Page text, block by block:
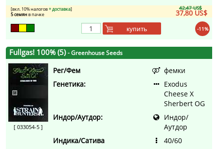
42,47 US$
37,80 US$
[вкл. 10% налогов+ доставка]
5 семянв пачке
-11%
купить
Fullgas! 100% (5)- Greenhouse Seeds
[ 033054-5 ]
Рег/Фем
фемки
Генетика:
Exodus
Cheese X
Sherbert OG
Индор/Аутдор:
Индор/
Аутдор
Индика/Сатива
40/60